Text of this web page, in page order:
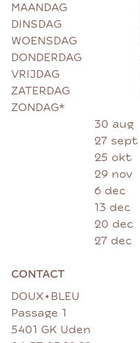
MAANDAG
DINSDAG
WOENSDAG
DONDERDAG
VRIJDAG
ZATERDAG
ZONDAG*
30 aug
27 sept
25 okt
29 nov
6 dec
13 dec
20 dec
27 dec
CONTACT
DOUX • BLEU
Passage 1
5401 GK Uden